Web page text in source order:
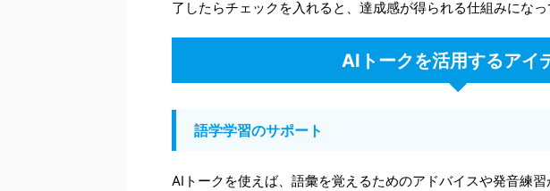
了したらチェックを入れると、達成感が得られる仕組みになっ
AIトークを活用するアイ
語学学習のサポート
AIトークを使えば、語彙を覚えるためのアドバイスや発音練